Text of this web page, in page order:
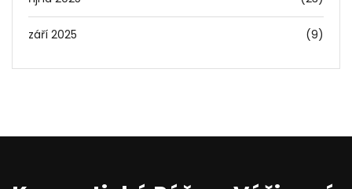
září 2025 (9)